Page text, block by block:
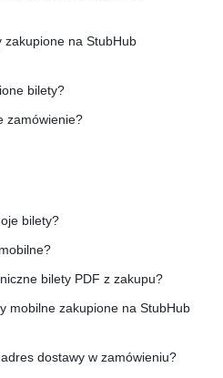
zakupione na StubHub
bilety?
zamówienie?
bilety?
bilety PDF z zakupu?
mobilne zakupione na StubHub
dostawy w zamówieniu?